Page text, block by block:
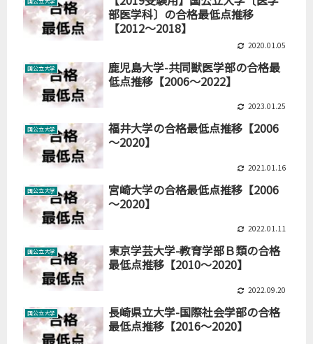
部医学科〕の合格最低点推移
【2012～2018】
2020.01.05
国公立大学
鹿児島大学-共同獣医学部の合格最
低点推移【2006～2022】
2023.01.25
国公立大学
福井大学の合格最低点推移【2006
～2020】
2021.01.16
国公立大学
宮崎大学の合格最低点推移【2006
～2020】
2022.01.11
国公立大学
東京学芸大学-教育学部Ｂ類の合格
最低点推移【2010～2020】
2022.09.20
国公立大学
長崎県立大学-国際社会学部の合格
最低点推移【2016～2020】